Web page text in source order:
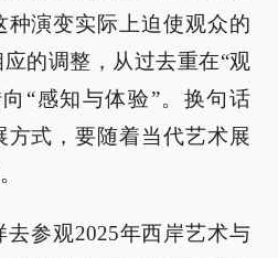
演变实际上迫使观众的
的调整，从过去重在“观
“感知与体验”。换句话
式，要随着当代艺术展
参观2025年西岸艺术与